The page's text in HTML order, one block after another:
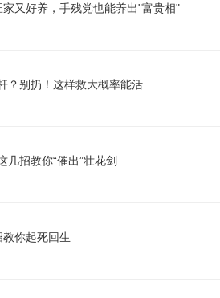
又好养，手残党也能养出"富贵相"
？别扔！这样救大概率能活
几招教你“催出”壮花剑
教你起死回生